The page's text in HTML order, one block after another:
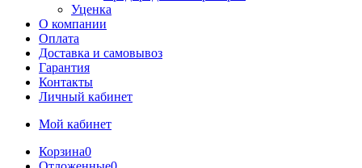
Уценка
О компании
Оплата
Доставка и самовывоз
Гарантия
Контакты
Личный кабинет
Мой кабинет
Корзина0